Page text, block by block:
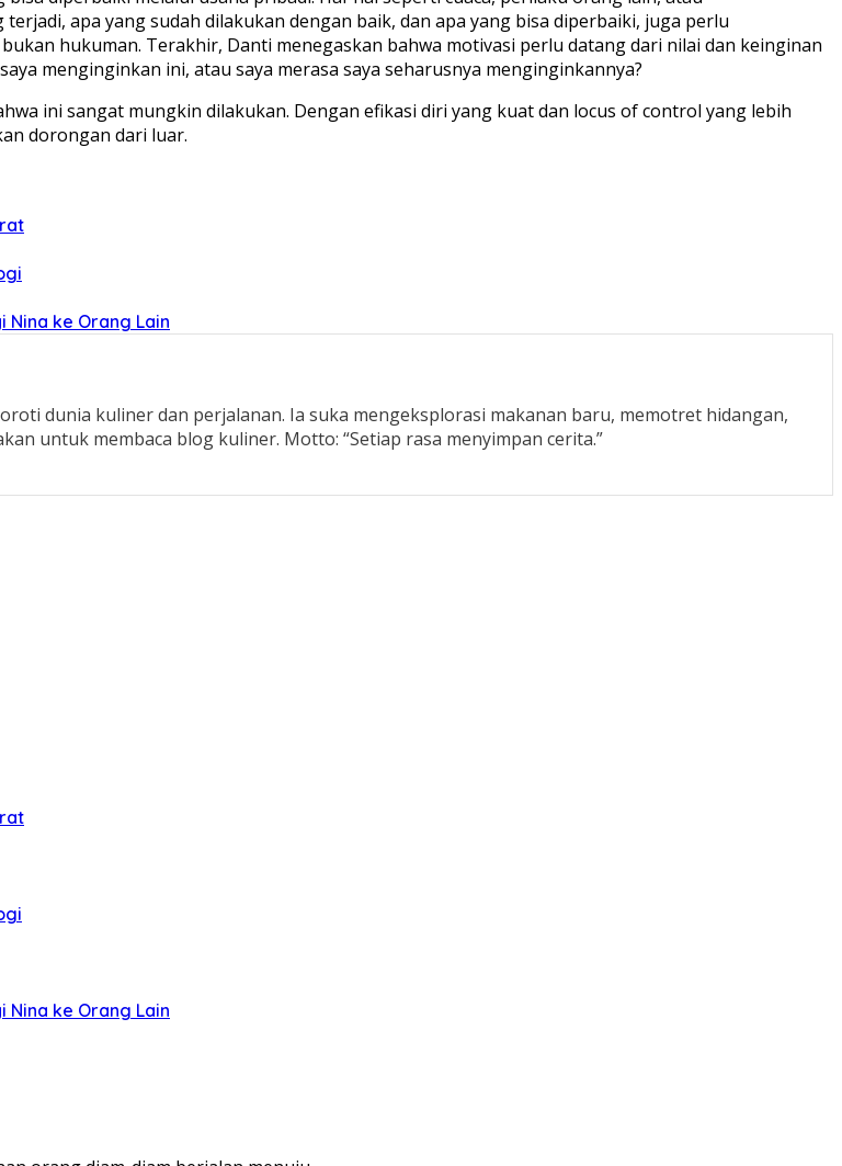
apa yang sudah dilakukan dengan baik, dan apa yang bisa diperbaiki, juga perlu
hukuman. Terakhir, Danti menegaskan bahwa motivasi perlu datang dari nilai dan keinginan
menginginkan ini, atau saya merasa saya seharusnya menginginkannya?
ini sangat mungkin dilakukan. Dengan efikasi diri yang kuat dan locus of control yang lebih
dorongan dari luar.
Nina ke Orang Lain
dunia kuliner dan perjalanan. Ia suka mengeksplorasi makanan baru, memotret hidangan,
untuk membaca blog kuliner. Motto: “Setiap rasa menyimpan cerita.”
Nina ke Orang Lain